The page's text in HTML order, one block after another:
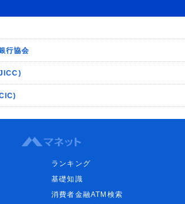
行協会
ランキング
基礎知識
消費者金融ATM検索